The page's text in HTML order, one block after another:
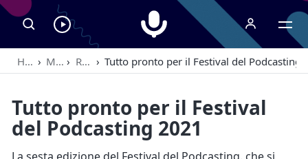
Ascolta
RadioSpeaker
in
Radiospeaker.it
Home › Magazine › Radio News › Tutto pronto per il Festival del Podcasting
Tutto pronto per il Festival
del Podcasting 2021